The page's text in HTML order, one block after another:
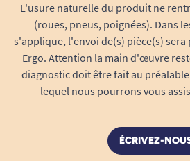
Adaptés droitiers et
Le design a été pensé pour
Droitier ou gaucher, chacun
couverts sans contrainte. En
médicalisée, cela évite de
L'usure naturelle du produit ne
(roues, pneus, poignées). Dans
s'applique, l'envoi de(s) pièce(s) sera
Ergo. Attention la main d'œuvre
diagnostic doit être fait au
lequel nous pourrons vous
ÉCRIVEZ-